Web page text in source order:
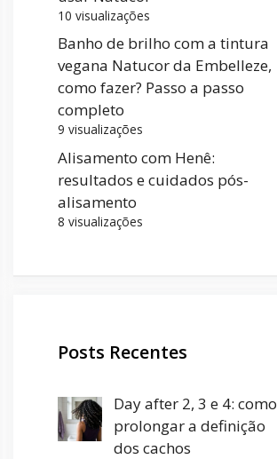
10 visualizações
Banho de brilho com a tintura
vegana Natucor da Embelleze,
como fazer? Passo a passo
completo
9 visualizações
Alisamento com Henê:
resultados e cuidados pós-
alisamento
8 visualizações
Posts Recentes
Day after 2, 3 e 4: como
prolongar a definição
dos cachos